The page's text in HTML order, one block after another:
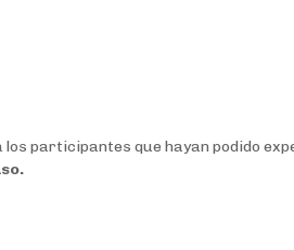
los participantes que hayan podido